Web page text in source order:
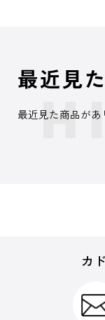
最近見
最近見た商品があ
カ